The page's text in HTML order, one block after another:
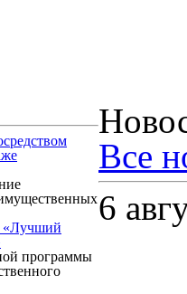
«Лучший
программы
Все
6